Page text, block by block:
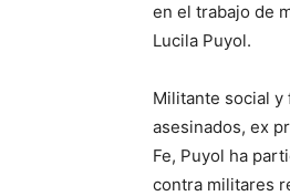
en el trabajo de
Lucila Puyol.
Militante social y
asesinados, ex
Fe, Puyol ha
contra militares